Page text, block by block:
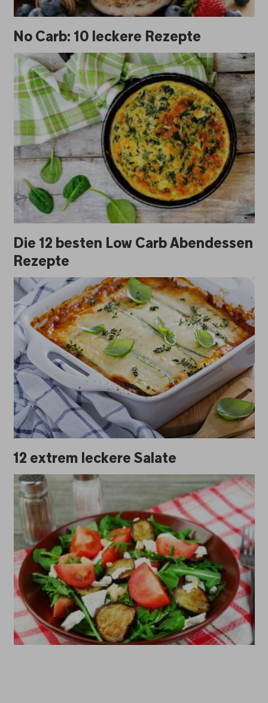
No Carb: 10 leckere Rezepte
Die 12 besten Low Carb Abendessen
Rezepte
12 extrem leckere Salate